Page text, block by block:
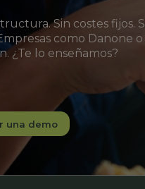
Sin costes fijos.
como Danone
¿Te lo enseñamos?
una demo